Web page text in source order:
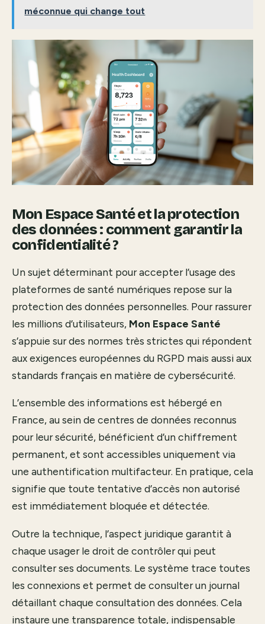
méconnue qui change tout
Mon Espace Santé et la protection
des données : comment garantir la
confidentialité ?
Un sujet déterminant pour accepter l’usage des
plateformes de santé numériques repose sur la
protection des données personnelles. Pour rassurer
les millions d’utilisateurs, Mon Espace Santé
s’appuie sur des normes très strictes qui répondent
aux exigences européennes du RGPD mais aussi aux
standards français en matière de cybersécurité.
L’ensemble des informations est hébergé en
France, au sein de centres de données reconnus
pour leur sécurité, bénéficient d’un chiffrement
permanent, et sont accessibles uniquement via
une authentification multifacteur. En pratique, cela
signifie que toute tentative d’accès non autorisé
est immédiatement bloquée et détectée.
Outre la technique, l’aspect juridique garantit à
chaque usager le droit de contrôler qui peut
consulter ses documents. Le système trace toutes
les connexions et permet de consulter un journal
détaillant chaque consultation des données. Cela
instaure une transparence totale, indispensable